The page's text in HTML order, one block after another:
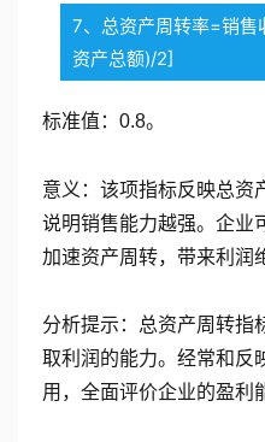
7、总资产周转率=销
资产总额)/2]
标准值：0.8。
意义：该项指标反映总资
说明销售能力越强。企业
加速资产周转，带来利润
分析提示：总资产周转指
取利润的能力。经常和反
用，全面评价企业的盈利